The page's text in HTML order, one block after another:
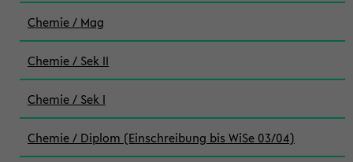
Chemie / Mag
Chemie / Sek II
Chemie / Sek I
Chemie / Diplom (Einschreibung bis WiSe 03/04)